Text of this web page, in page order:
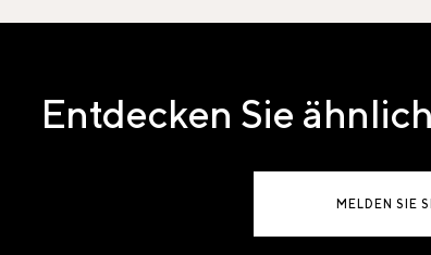
Entdecken Sie
MELDEN SIE